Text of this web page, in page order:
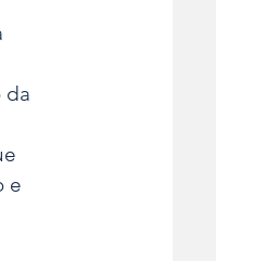
da
e